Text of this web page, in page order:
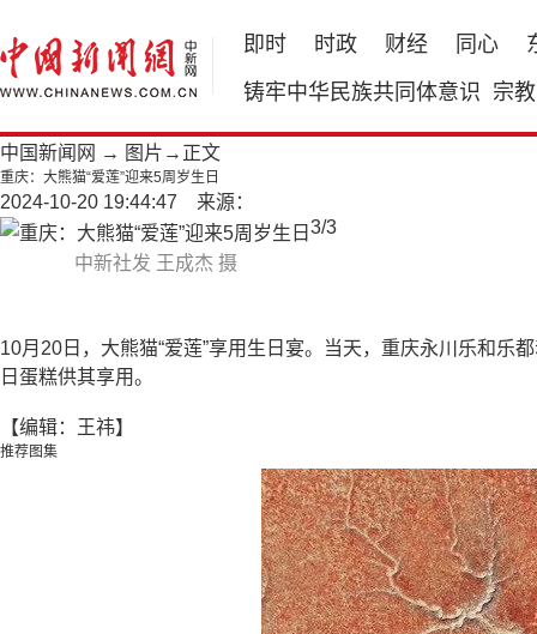
即时 时政 财经 同心
铸牢中华民族共同体意识 宗教
中国新闻网 → 图片 →正文
重庆：大熊猫“爱莲”迎来5周岁生日
2024-10-20 19:44:47 来源：
中新社发 王成杰 摄
3/3
10月20日，大熊猫“爱莲”享用生日宴。当天，重庆永川乐和乐
日蛋糕供其享用。
【编辑：王祎】
推荐图集